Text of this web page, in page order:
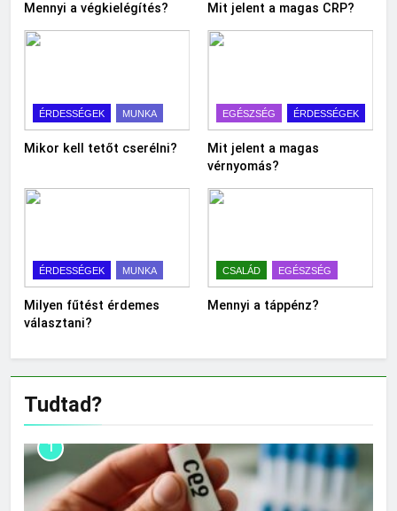
Mennyi a végkielégítés? Mit jelent a magas CRP?
ÉRDESSÉGEK MUNKA
Mikor kell tetőt cserélni?
EGÉSZSÉG ÉRDESSÉGEK
Mit jelent a magas
vérnyomás?
ÉRDESSÉGEK MUNKA
Milyen fűtést érdemes
választani?
CSALÁD EGÉSZSÉG
Mennyi a táppénz?
Tudtad?
1